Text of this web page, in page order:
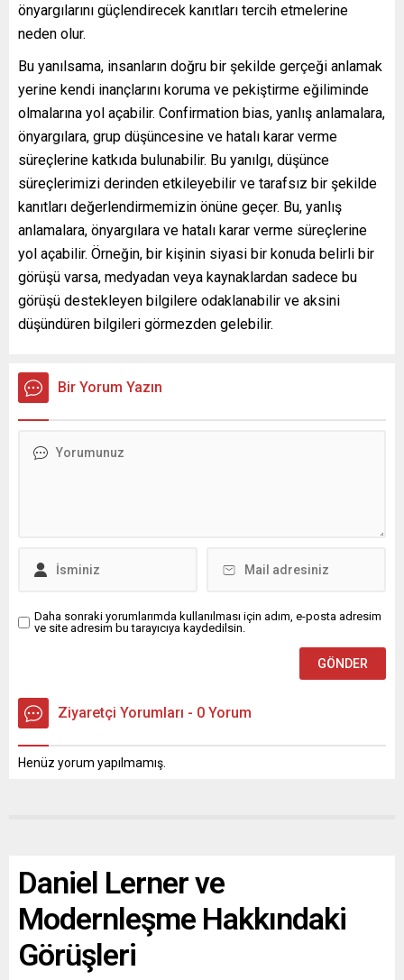
önyargılarını güçlendirecek kanıtları tercih etmelerine
neden olur.
Bu yanılsama, insanların doğru bir şekilde gerçeği anlamak
yerine kendi inançlarını koruma ve pekiştirme eğiliminde
olmalarına yol açabilir. Confirmation bias, yanlış anlamalara,
önyargılara, grup düşüncesine ve hatalı karar verme
süreçlerine katkıda bulunabilir. Bu yanılgı, düşünce
süreçlerimizi derinden etkileyebilir ve tarafsız bir şekilde
kanıtları değerlendirmemizin önüne geçer. Bu, yanlış
anlamalara, önyargılara ve hatalı karar verme süreçlerine
yol açabilir. Örneğin, bir kişinin siyasi bir konuda belirli bir
görüşü varsa, medyadan veya kaynaklardan sadece bu
görüşü destekleyen bilgilere odaklanabilir ve aksini
düşündüren bilgileri görmezden gelebilir.
Bir Yorum Yazın
Daha sonraki yorumlarımda kullanılması için adım, e-posta adresim
ve site adresim bu tarayıcıya kaydedilsin.
Ziyaretçi Yorumları - 0 Yorum
Henüz yorum yapılmamış.
Daniel Lerner ve
Modernleşme Hakkındaki
Görüşleri